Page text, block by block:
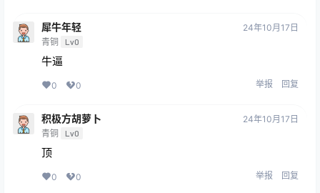
犀牛年轻
青铜 Lv0
24年10月17日
牛逼
0 0 举报 回复
积极方胡萝卜
青铜 Lv0
24年10月17日
顶
0 0 举报 回复